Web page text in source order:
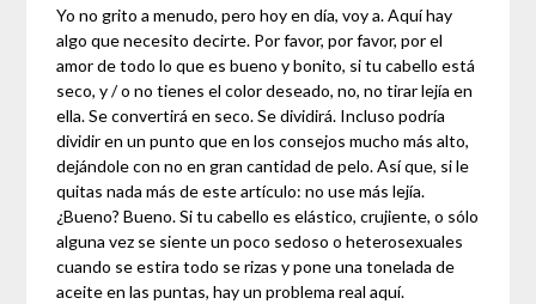
Yo no grito a menudo, pero hoy en día, voy a. Aquí hay
algo que necesito decirte. Por favor, por favor, por el
amor de todo lo que es bueno y bonito, si tu cabello está
seco, y / o no tienes el color deseado, no, no tirar lejía en
ella. Se convertirá en seco. Se dividirá. Incluso podría
dividir en un punto que en los consejos mucho más alto,
dejándole con no en gran cantidad de pelo. Así que, si le
quitas nada más de este artículo: no use más lejía.
¿Bueno? Bueno. Si tu cabello es elástico, crujiente, o sólo
alguna vez se siente un poco sedoso o heterosexuales
cuando se estira todo se rizas y pone una tonelada de
aceite en las puntas, hay un problema real aquí.